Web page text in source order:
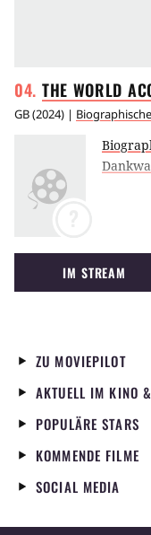
THE WORLD
GB(2024) |
Dankwa
IM STREAM
ZU MOVIEPILOT
AKTUELL IM KINO
POPULÄRE STARS
KOMMENDE FILME
SOCIAL MEDIA